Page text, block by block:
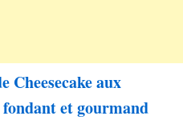
Cheesecake aux
et gourmand